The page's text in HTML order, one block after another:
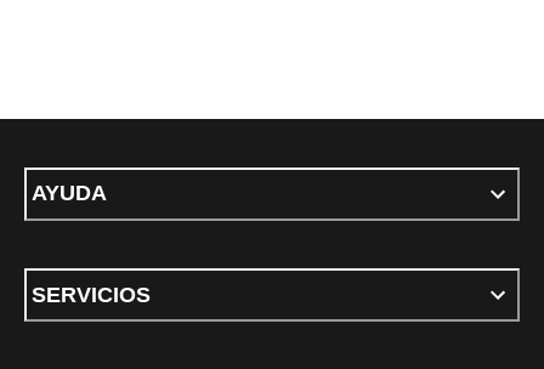
AYUDA
SERVICIOS